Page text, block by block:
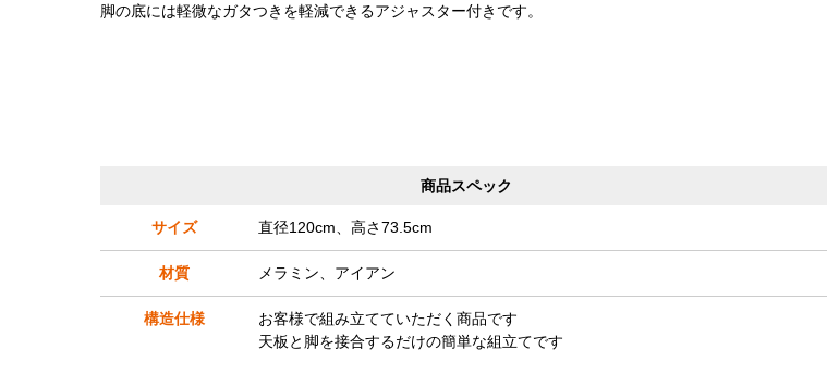
脚の底には軽微なガタつきを軽減できるアジャスター付きです。
商品スペック
サイズ 直径120cm、高さ73.5cm
材質 メラミン、アイアン
構造仕様
お客様で組み立てていただく商品です
天板と脚を接合するだけの簡単な組立てです